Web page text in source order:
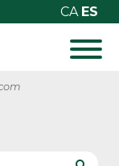
CA ES